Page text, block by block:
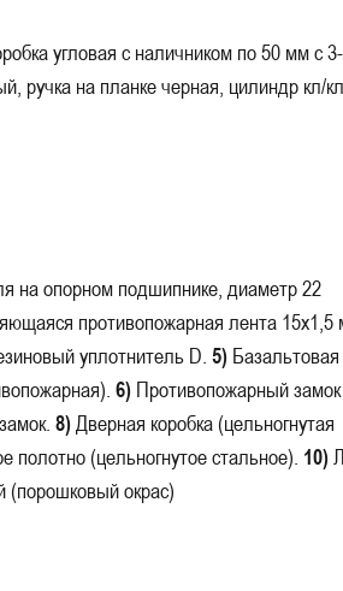
угловая с наличником по 50 мм с
ручка на планке черная, цилиндр кл/
на опорном подшипнике, диаметр 22
противопожарная лента 15х1,5
уплотнитель D. 5)
6) Противопожарный
8) Дверная коробка (цельногнутая
полотно (цельногнутое стальное). 10)
(порошковый окрас)